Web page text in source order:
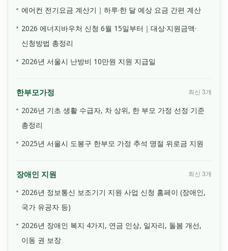
에어컨 전기요금 계산기｜하루·한 달 예상 요금 간편 계산
2026 에너지바우처 신청 6월 15일부터｜대상·지원금액·
신청방법 총정리
2026년 서울시 난방비 10만원 지원 지급일
한부모가정 최신 3개
2026년 기초 생활 수급자, 차 상위, 한 부모 가정 선정 기준
총정리
2025년 서울시 도봉구 한부모 가정 추석 명절 위로금 지원
장애인 지원 최신 3개
2026년 정보통신 보조기기 지원 사업 신청 홈페이 (장애인,
국가 유공자 등)
2026년 장애인 복지 4가지, 연금 인상, 일자리, 돌봄 개선,
이동 권 보장